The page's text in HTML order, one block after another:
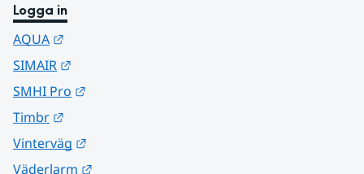
Logga in
AQUA
SIMAIR
SMHI Pro
Timbr
Vinterväg
Väderlarm